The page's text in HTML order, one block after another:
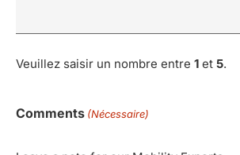
Veuillez saisir un nombre entre 1 et 5.
Comments (Nécessaire)